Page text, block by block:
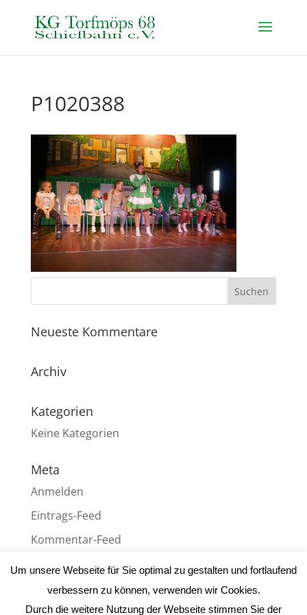
P1020388
Neueste Kommentare
Archiv
Kategorien
Keine Kategorien
Meta
Anmelden
Eintrags-Feed
Kommentar-Feed
WordPress.org
Um unsere Webseite für Sie optimal zu gestalten und fortlaufend
verbessern zu können, verwenden wir Cookies.
Durch die weitere Nutzung der Webseite stimmen Sie der